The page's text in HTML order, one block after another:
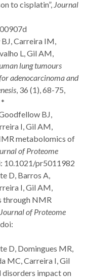
to cisplatin”, Journal
Carreira IM,
L, Gil AM,
lung tumours
adenocarcinoma and
, 36 (1), 68-75,
BJ,
I, Gil AM,
metabolomics of
of Proteome
10.1021/pr5011982
D, Barros A,
I, Gil AM,
through NMR
Journal of Proteome
D, Domingues MR,
MC, Carreira I, Gil
impact on